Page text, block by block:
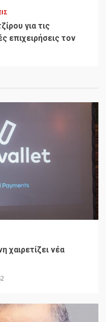
για τις
επιχειρήσεις τον
χαιρετίζει νέα